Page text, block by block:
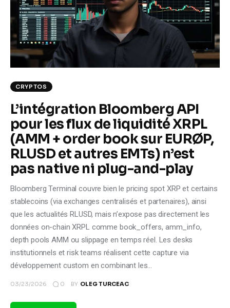
Climate
Markets
Tech
Reports
Shop
CRYPTOS
L’intégration Bloomberg API
pour les flux de liquidité XRPL
(AMM + order book sur EURØP,
RLUSD et autres EMTs) n’est
pas native ni plug-and-play
Bloomberg Terminal couvre bien le pricing spot XRP et certains
stablecoins (via exchanges centralisés et partenaires), ainsi
que les actualités RLUSD, mais n’expose pas directement les
données on-chain XRPL comme book_offers, amm_info,
depth pools AMM ou slippage en temps réel. Les desks
institutionnels et risk teams réalisent cette capture via
développement custom en combinant les…
03/23/2026 0 BY OLEG TURCEAC